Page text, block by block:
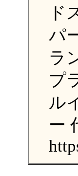
ド
パ
ラ
プ
ル
ー